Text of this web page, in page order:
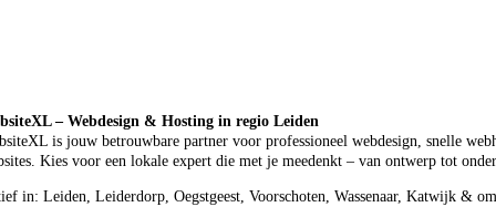
– Webdesign & Hosting in regio Leiden
is jouw betrouwbare partner voor professioneel webdesign, snelle
Kies voor een lokale expert die met je meedenkt – van ontwerp tot
in: Leiden, Leiderdorp, Oegstgeest, Voorschoten, Wassenaar, Katwijk &